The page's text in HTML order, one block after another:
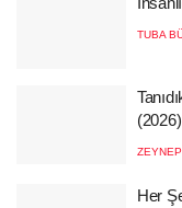
TUBA
(2026)
Her